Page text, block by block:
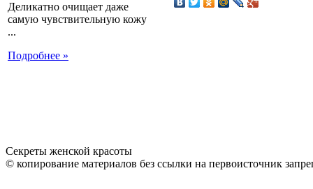
Деликатно очищает даже
самую чувствительную кожу
...
Подробнее »
Секреты женской красоты
© копирование материалов без ссылки на первоисточник